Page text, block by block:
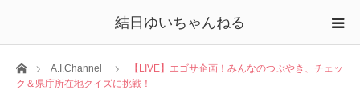
結日ゆいちゃんねる
ホームA.I.Channel
【LIVE】エゴサ企画！みんなのつぶやき、チェッ
ク＆県庁所在地クイズに挑戦！